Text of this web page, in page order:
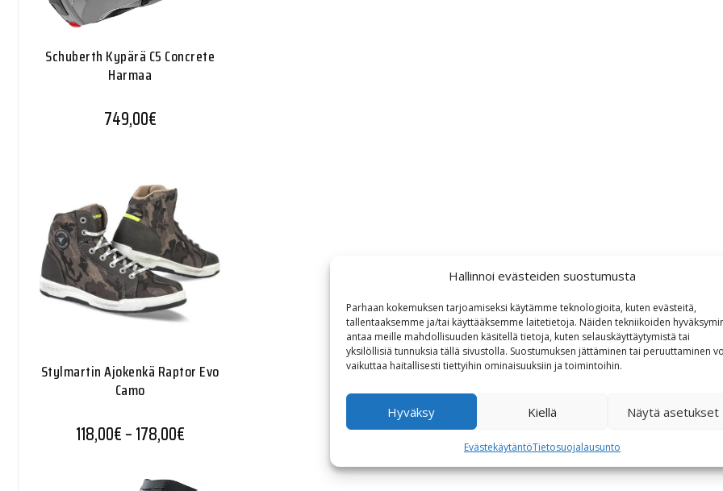
Hallinnoi evästeiden suostumusta
Parhaan kokemuksen tarjoamiseksi käytämme teknologioita, kuten evästeitä,
tallentaaksemme ja/tai käyttääksemme laitetietoja. Näiden tekniikoiden
antaa meille mahdollisuuden käsitellä tietoja, kuten selauskäyttäytymistä tai
yksilöllisiä tunnuksia tällä sivustolla. Suostumuksen jättäminen tai peruuttaminen
vaikuttaa haitallisesti tiettyihin ominaisuuksiin ja toimintoihin.
Hyväksy Kiellä Näytä asetukset
EvästekäytäntöTietosuojalausunto
Schuberth Kypärä C5 Concrete
Harmaa
749,00€
Stylmartin Ajokenkä Raptor Evo
Camo
118,00€–178,00€Hintaluokka: 118,00€ - 178,00€